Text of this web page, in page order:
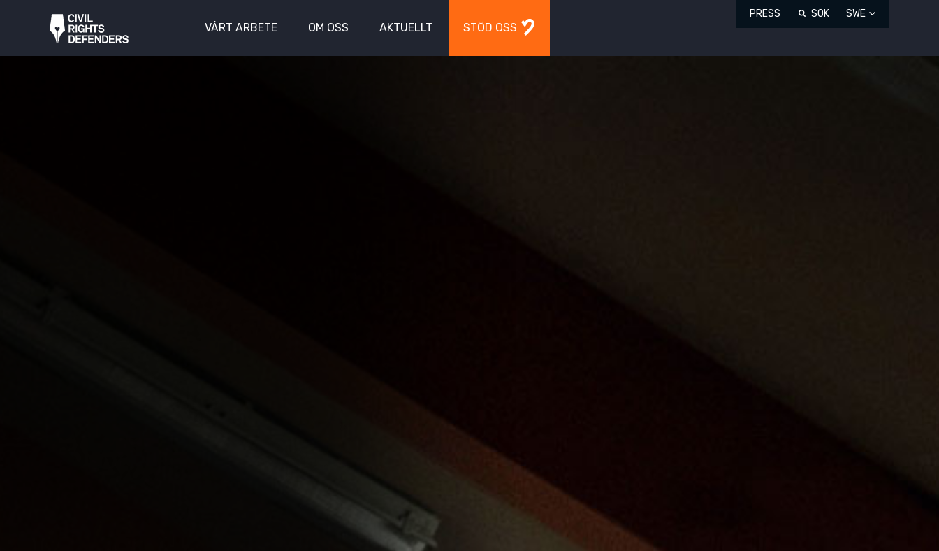
VÅRT ARBETE OM OSS AKTUELLT STÖD OSS
PRESS SÖK SWE